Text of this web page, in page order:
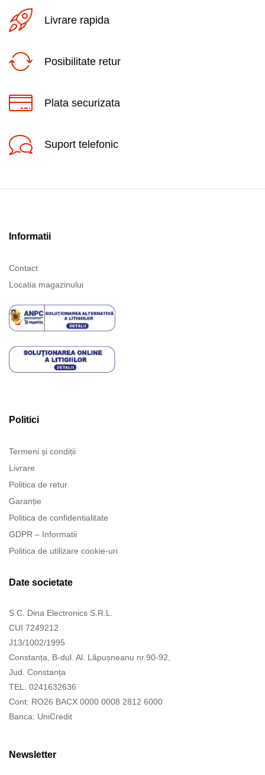
Livrare rapida
Posibilitate retur
Plata securizata
Suport telefonic
Informatii
Contact
Locatia magazinului
Politici
Termeni și condiții
Livrare
Politica de retur
Garanție
Politica de confidentialitate
GDPR – Informatii
Politica de utilizare cookie-uri
Date societate
S.C. Dina Electronics S.R.L.
CUI 7249212
J13/1002/1995
Constanța, B-dul. Al. Lăpușneanu nr.90-92,
Jud. Constanța
TEL. 0241632636
Cont: RO26 BACX 0000 0008 2812 6000
Banca: UniCredit
Newsletter